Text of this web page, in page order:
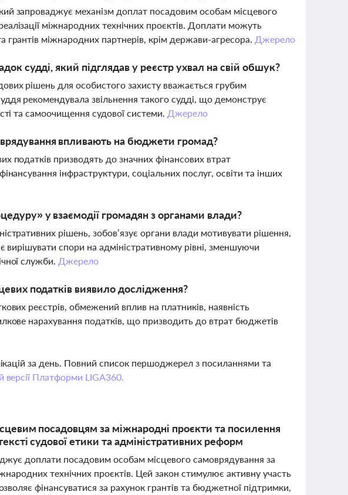
запроваджує механізм доплат посадовим особам місцевого
міжнародних технічних проєктів. Доплати можуть
міжнародних партнерів, крім держави-агресора. Джерело
судді, який підглядав у реєстр ухвал на свій обшук?
рішень для особистого захисту вважається грубим
рекомендувала звільнення такого судді, що демонструє
та самоочищення судової системи. Джерело
впливають на бюджети громад?
податків призводять до значних фінансових втрат
інфраструктури, соціальних послуг, освіти та інших
у взаємодії громадян з органами влади?
рішень, зобов’язує органи влади мотивувати рішення,
вирішувати спори на адміністративному рівні, зменшуючи
служби. Джерело
податків виявило дослідження?
реєстрів, обмежений вплив на платників, наявність
нарахування податків, що призводить до втрат бюджетів
за день. Повний список першоджерел з посиланнями та
версії Платформи LIGA360.
посадовцям за міжнародні проєкти та посилення
судової етики та адміністративних реформ
доплати посадовим особам місцевого самоврядування за
технічних проєктів. Цей закон стимулює активну участь
фінансуватися за рахунок грантів та бюджетної підтримки,